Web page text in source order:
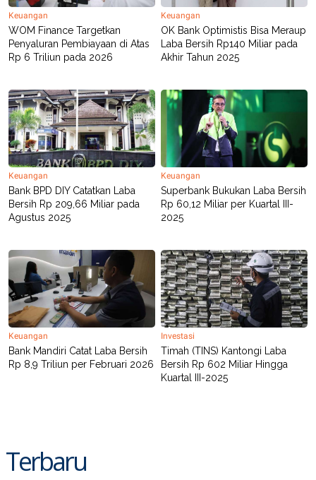
RT
I
S
I
N
G
G
M
E
D
I
A
.
I
D
USE
PEDOMAN
PEMBERITAAN
SIBER
PRIVACY
POLICY
Keuangan
WOM Finance Targetkan
Penyaluran Pembiayaan di Atas
Rp 6 Triliun pada 2026
Keuangan
OK Bank Optimistis Bisa Meraup
Laba Bersih Rp140 Miliar pada
Akhir Tahun 2025
Keuangan
Bank BPD DIY Catatkan Laba
Bersih Rp 209,66 Miliar pada
Agustus 2025
Keuangan
Superbank Bukukan Laba Bersih
Rp 60,12 Miliar per Kuartal III-
2025
Keuangan
Bank Mandiri Catat Laba Bersih
Rp 8,9 Triliun per Februari 2026
Investasi
Timah (TINS) Kantongi Laba
Bersih Rp 602 Miliar Hingga
Kuartal III-2025
Terbaru